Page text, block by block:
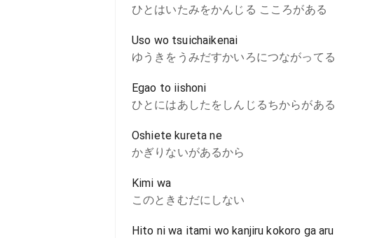
ひとはいたみをかんじる こころがある
Uso wo tsuichaikenai
ゆうきをうみだすかいろにつながってる
Egao to iishoni
ひとにはあしたをしんじるちからがある
Oshiete kureta ne
かぎりないがあるから
Kimi wa
このときむだにしない
Hito ni wa itami wo kanjiru kokoro ga aru